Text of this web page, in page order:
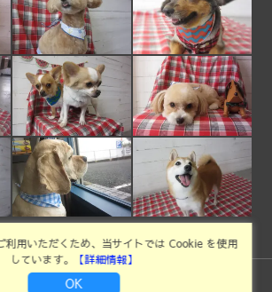
利用いただくため、当サイトでは Cookie を使用
しています。
【詳細情報】
OK